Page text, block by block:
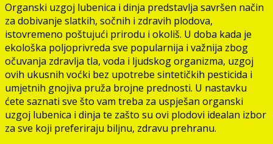
Organski uzgoj lubenica i dinja predstavlja savršen način
za dobivanje slatkih, sočnih i zdravih plodova,
istovremeno poštujući prirodu i okoliš. U doba kada je
ekološka poljoprivreda sve popularnija i važnija zbog
očuvanja zdravlja tla, voda i ljudskog organizma, uzgoj
ovih ukusnih voćki bez upotrebe sintetičkih pesticida i
umjetnih gnojiva pruža brojne prednosti. U nastavku
ćete saznati sve što vam treba za uspješan organski
uzgoj lubenica i dinja te zašto su ovi plodovi idealan izbor
za sve koji preferiraju biljnu, zdravu prehranu.